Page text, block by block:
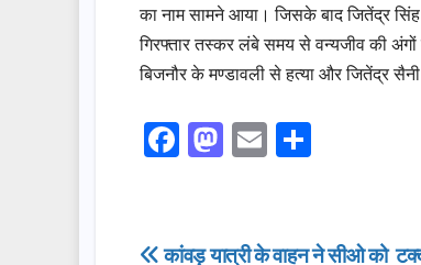
का नाम सामने आया। जिसके बाद जितेंद्र सिंह
गिरफ्तार तस्कर लंबे समय से वन्यजीव की
बिजनौर के मण्डावली से हत्या और जितेंद्र
F
e
M
o
E
e
कांवड़ यात्री के वाहन ने सीओ को